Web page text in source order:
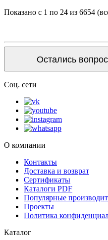
Показано с 1 по 24 из 6654
Остались
Соц. сети
О компании
Контакты
Доставка и возврат
Сертификаты
Каталоги PDF
Популярные
Проекты
Политика
Каталог